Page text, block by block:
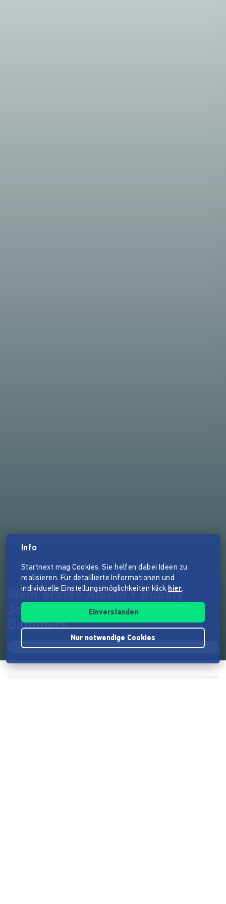
Mein erstes Album • Bubbly
Joyride To Utopia • Dee
Dammers
Info
Startnext mag Cookies. Sie helfen dabei Ideen zu
realisieren. Für detaillierte Informationen und
individuelle Einstellungsmöglichkeiten klick hier.
Einverstanden
Nur notwendige Cookies